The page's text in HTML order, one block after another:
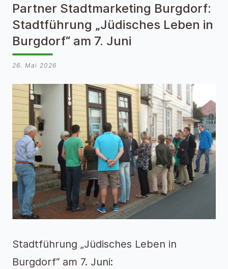
Partner Stadtmarketing Burgdorf:
Stadtführung „Jüdisches Leben in
Burgdorf“ am 7. Juni
26. Mai 2026
Stadtführung „Jüdisches Leben in
Burgdorf“ am 7. Juni: